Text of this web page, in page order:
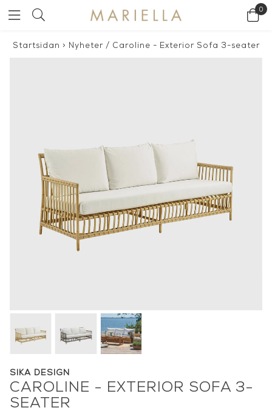
0
Startsidan > Nyheter/ Caroline - Exterior Sofa 3-seater
SIKA DESIGN
CAROLINE - EXTERIOR SOFA 3-
SEATER